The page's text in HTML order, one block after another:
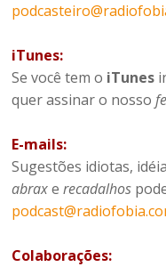
iTunes:
Se você tem o iTunes
quer assinar o nosso
E-mails:
Sugestões idiotas,
abraxerecadalhos
Colaborações: